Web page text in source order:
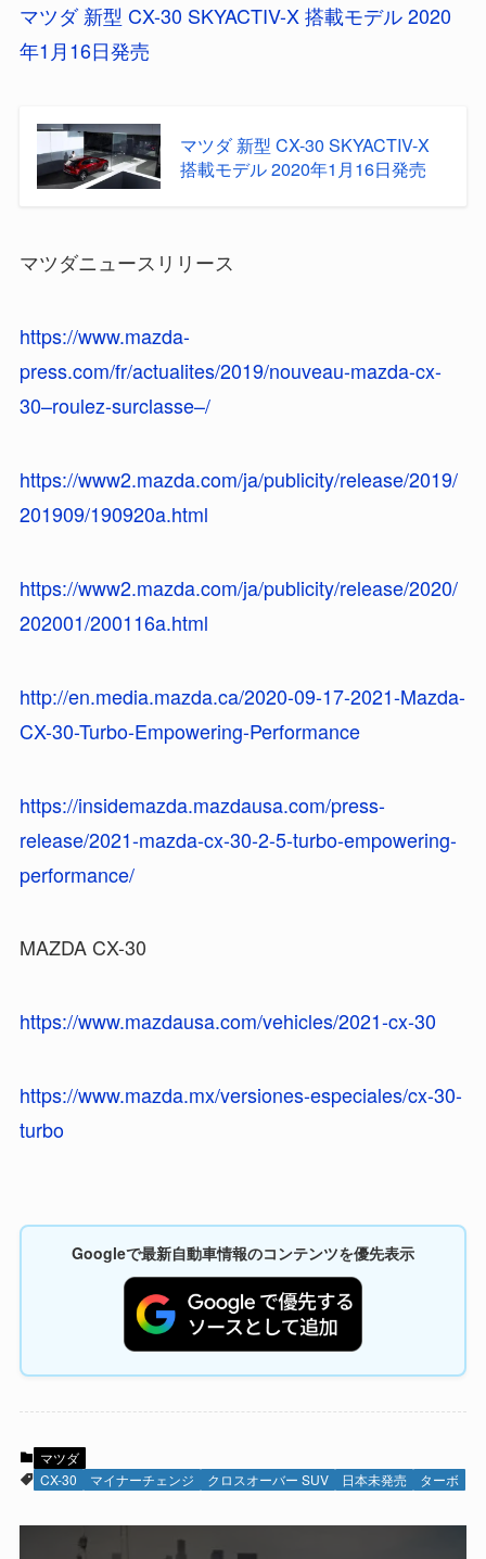
マツダ 新型 CX-30 SKYACTIV-X 搭載モデル 2020
年1月16日発売
マツダ 新型 CX-30 SKYACTIV-X
搭載モデル 2020年1月16日発売
マツダニュースリリース
https://www.mazda-
press.com/fr/actualites/2019/nouveau-mazda-cx-
30–roulez-surclasse–/
https://www2.mazda.com/ja/publicity/release/2019/
201909/190920a.html
https://www2.mazda.com/ja/publicity/release/2020/
202001/200116a.html
http://en.media.mazda.ca/2020-09-17-2021-Mazda-
CX-30-Turbo-Empowering-Performance
https://insidemazda.mazdausa.com/press-
release/2021-mazda-cx-30-2-5-turbo-empowering-
performance/
MAZDA CX-30
https://www.mazdausa.com/vehicles/2021-cx-30
https://www.mazda.mx/versiones-especiales/cx-30-
turbo
Googleで最新自動車情報のコンテンツを優先表示
マツダ
CX-30
マイナーチェンジ クロスオーバー SUV 日本未発売 ターボ